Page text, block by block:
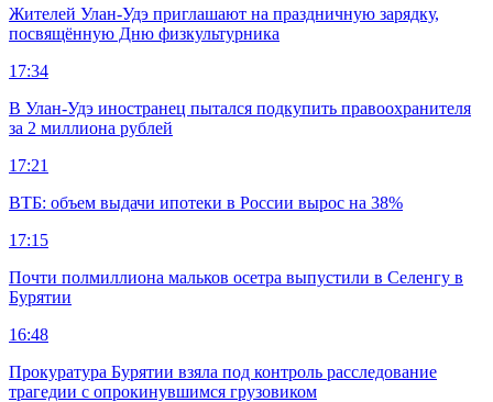
Жителей Улан-Удэ приглашают на праздничную зарядку,
посвящённую Дню физкультурника
17:34
В Улан-Удэ иностранец пытался подкупить правоохранителя
за 2 миллиона рублей
17:21
ВТБ: объем выдачи ипотеки в России вырос на 38%
17:15
Почти полмиллиона мальков осетра выпустили в Селенгу в
Бурятии
16:48
Прокуратура Бурятии взяла под контроль расследование
трагедии с опрокинувшимся грузовиком